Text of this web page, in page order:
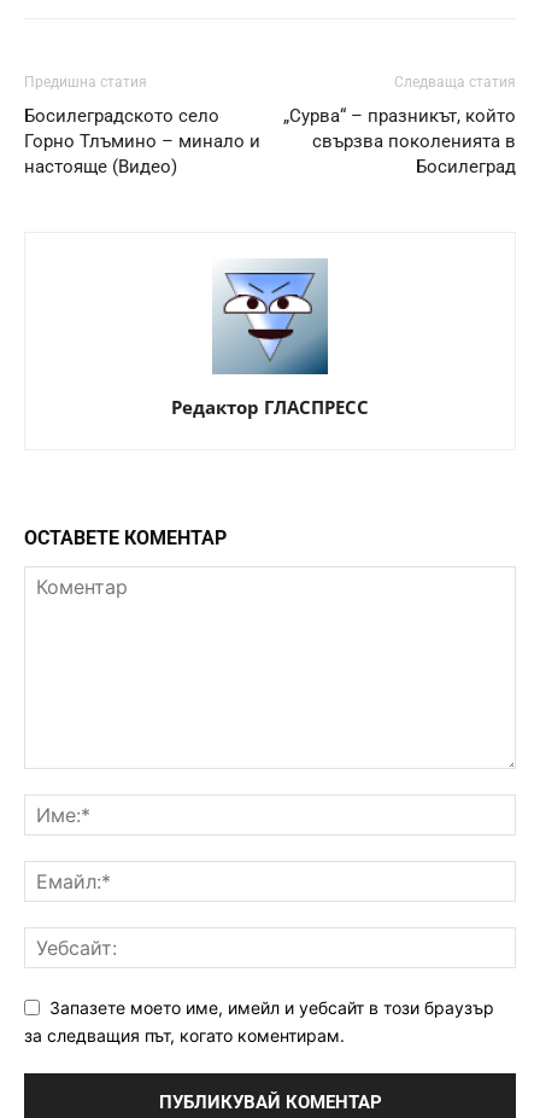
Предишна статия
Босилеградското село
Горно Тлъмино – минало и
настояще (Видео)
Следваща статия
„Сурва“ – празникът, който
свързва поколенията в
Босилеград
Редактор ГЛАСПРЕСС
ОСТАВЕТЕ КОМЕНТАР
Запазете моето име, имейл и уебсайт в този браузър
за следващия път, когато коментирам.